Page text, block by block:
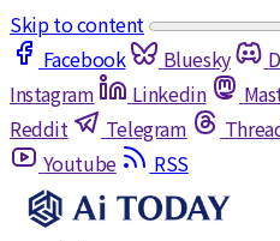
Skip to content
Facebook
Bluesky
Instagram
Linkedin
Reddit
Telegram
Youtube
RSS